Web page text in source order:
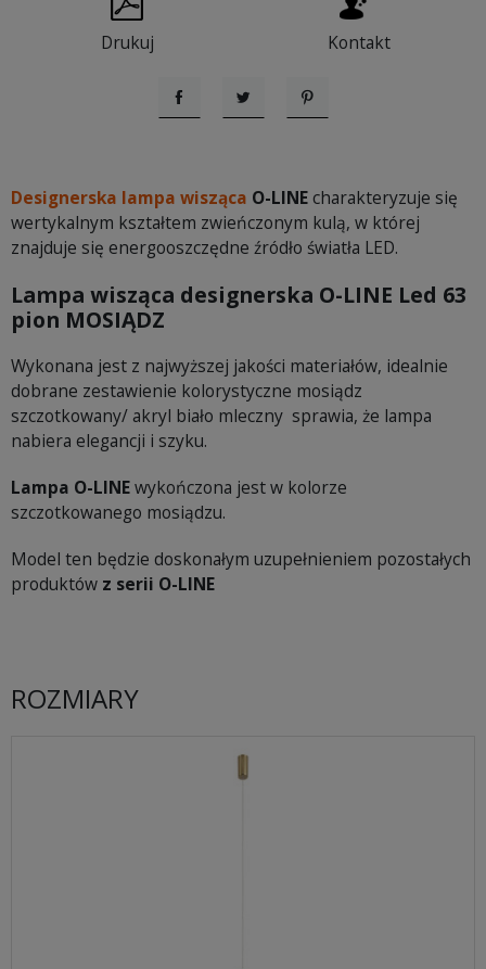
Drukuj Kontakt
UdostępnijTweetujPinterest
Designerska lampa wisząca O-LINEcharakteryzuje się
wertykalnym kształtem zwieńczonym kulą, w której
znajduje się energooszczędne źródło światła LED.
Lampa wisząca designerska O-LINE Led 63
pion MOSIĄDZ
Wykonana jest z najwyższej jakości materiałów, idealnie
dobrane zestawienie kolorystyczne mosiądz
szczotkowany/ akryl biało mleczny sprawia, że lampa
nabiera elegancji i szyku.
Lampa O-LINEwykończona jest w kolorze
szczotkowanego mosiądzu.
Model ten będzie doskonałym uzupełnieniem pozostałych
produktów z serii O-LINE
ROZMIARY